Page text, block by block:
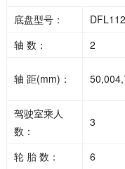
底盘型号：
轴 数：
2
轴 距(mm)：
驾驶室乘人
数：
3
轮 胎 数： 6